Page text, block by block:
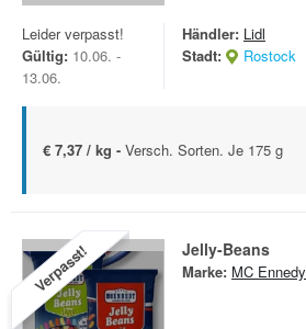
Leider verpasst!
Gültig: 10.06. -
13.06.
Händler: Lidl
Stadt:
Rostock
€ 7,37 / kg - Versch. Sorten. Je 175 g
Verpasst! Jelly-Beans
Marke: MC Ennedy